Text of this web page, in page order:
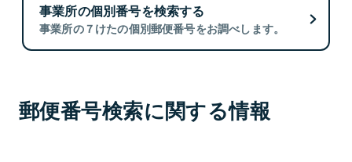
事業所の個別番号を検索する
事業所の７けたの個別郵便番号をお調べします。
郵便番号検索に関する情報